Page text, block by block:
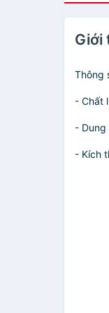
Giới
Thông
- Chất
- Dung
- Kích